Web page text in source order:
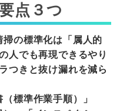
点３つ
の標準化は「属人的
人でも再現できるやり
つきと抜け漏れを減ら
標準作業手順）」